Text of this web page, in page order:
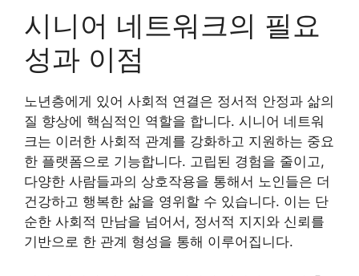
시니어 네트워크의 필요
성과 이점
노년층에게 있어 사회적 연결은 정서적 안정과 삶의
질 향상에 핵심적인 역할을 합니다. 시니어 네트워
크는 이러한 사회적 관계를 강화하고 지원하는 중요
한 플랫폼으로 기능합니다. 고립된 경험을 줄이고,
다양한 사람들과의 상호작용을 통해서 노인들은 더
건강하고 행복한 삶을 영위할 수 있습니다. 이는 단
순한 사회적 만남을 넘어서, 정서적 지지와 신뢰를
기반으로 한 관계 형성을 통해 이루어집니다.